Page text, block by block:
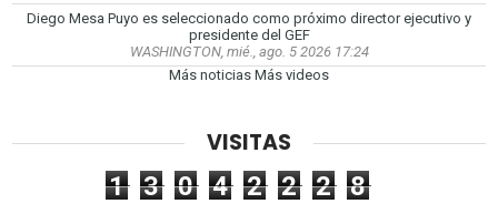
Diego Mesa Puyo es seleccionado como próximo director ejecutivo y
presidente del GEF
WASHINGTON, mié., ago. 5 2026 17:24
Más noticias Más videos
VISITAS
1 3 0 4 2 2 2 8